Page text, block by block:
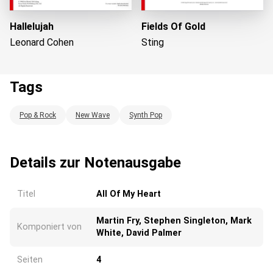
Wird geladen...
Hallelujah
Leonard Cohen
Fields Of Gold
Sting
Tags
Pop & Rock New Wave Synth Pop
Details zur Notenausgabe
Titel All Of My Heart
Komponiert von
Martin Fry, Stephen Singleton, Mark
White, David Palmer
Seiten 4